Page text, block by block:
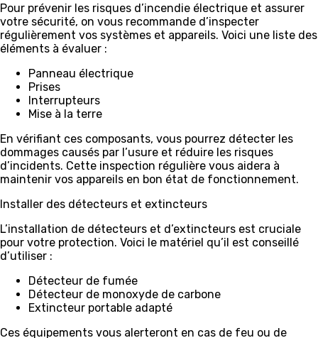
Pour prévenir les risques d’incendie électrique et assurer
votre sécurité, on vous recommande d’inspecter
régulièrement vos systèmes et appareils. Voici une liste des
éléments à évaluer :
Panneau électrique
Prises
Interrupteurs
Mise à la terre
En vérifiant ces composants, vous pourrez détecter les
dommages causés par l’usure et réduire les risques
d’incidents. Cette inspection régulière vous aidera à
maintenir vos appareils en bon état de fonctionnement.
Installer des détecteurs et extincteurs
L’installation de détecteurs et d’extincteurs est cruciale
pour votre protection. Voici le matériel qu’il est conseillé
d’utiliser :
Détecteur de fumée
Détecteur de monoxyde de carbone
Extincteur portable adapté
Ces équipements vous alerteront en cas de feu ou de